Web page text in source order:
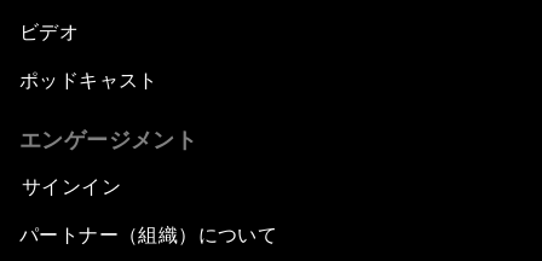
ビデオ
ポッドキャスト
エンゲージメント
サインイン
パートナー（組織）について